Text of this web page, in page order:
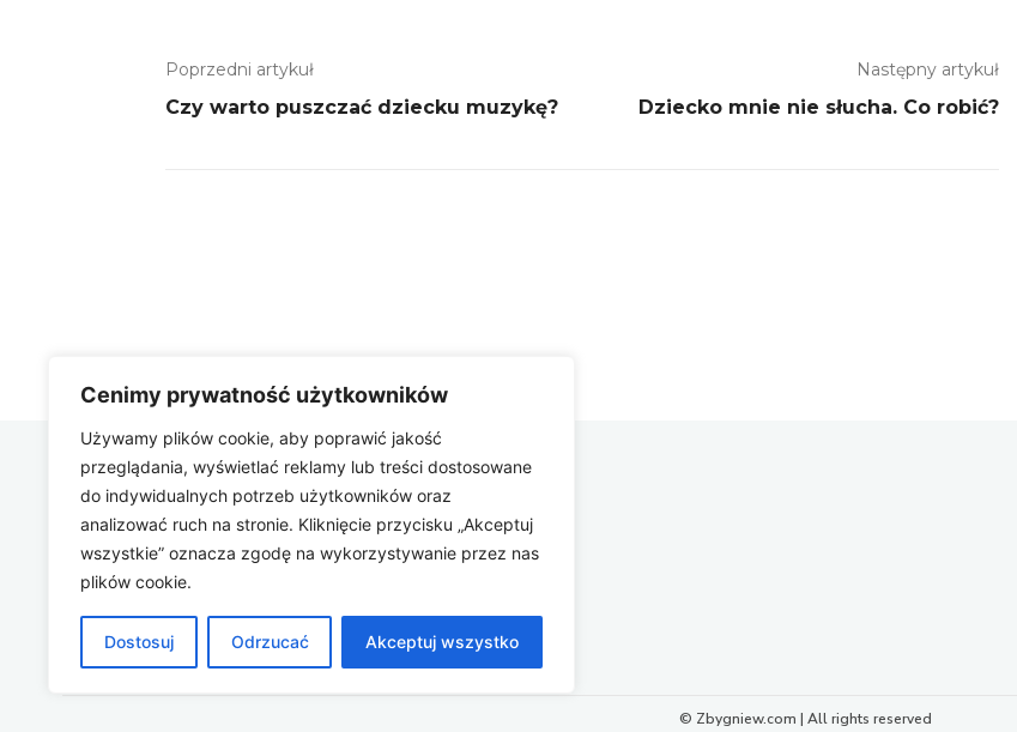
Cenimy prywatność użytkowników
Używamy plików cookie, aby poprawić jakość
przeglądania, wyświetlać reklamy lub treści dostosowane
do indywidualnych potrzeb użytkowników oraz
analizować ruch na stronie. Kliknięcie przycisku „Akceptuj
wszystkie” oznacza zgodę na wykorzystywanie przez nas
plików cookie.
Dostosuj Odrzucać Akceptuj wszystko
Poprzedni artykuł
Czy warto puszczać dziecku muzykę?
Następny artykuł
Dziecko mnie nie słucha. Co robić?
Zbygniew
COM
© Zbygniew.com | All rights reserved